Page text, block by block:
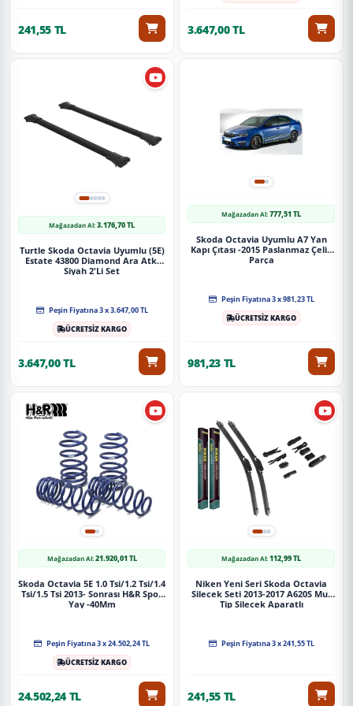
241,55 TL 3.647,00 TL
Mağazadan Al:3.176,70 TL
Turtle Skoda Octavia Uyumlu (5E)
Estate 43800 Diamond Ara Atkı
Siyah 2'Li Set
Peşin Fiyatına 3 x 3.647,00 TL
ÜCRETSİZ KARGO
3.647,00 TL
Mağazadan Al:777,51 TL
Skoda Octavia Uyumlu A7 Yan
Kapı Çıtası -2015 Paslanmaz Çelik
Parça
Peşin Fiyatına 3 x 981,23 TL
ÜCRETSİZ KARGO
981,23 TL
Mağazadan Al:21.920,01 TL
Skoda Octavia 5E 1.0 Tsi/1.2 Tsi/1.4
Tsi/1.5 Tsi 2013- Sonrası H&R Spor
Yay -40Mm
Peşin Fiyatına 3 x 24.502,24 TL
ÜCRETSİZ KARGO
24.502,24 TL
Mağazadan Al:112,99 TL
Niken Yeni Seri Skoda Octavia
Silecek Seti 2013-2017 A620S Muz
Tip Silecek Aparatlı
Peşin Fiyatına 3 x 241,55 TL
241,55 TL